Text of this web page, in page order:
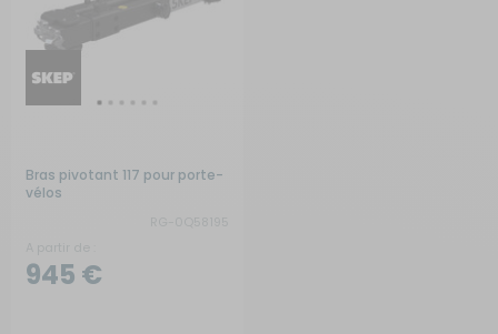
Bras pivotant 117 pour porte-
vélos
945 €